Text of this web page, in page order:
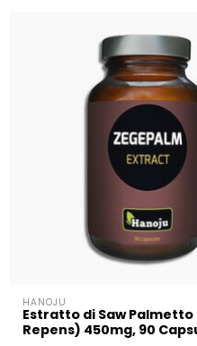
HANOJU
Estratto di Saw
Repens) 450mg, 90